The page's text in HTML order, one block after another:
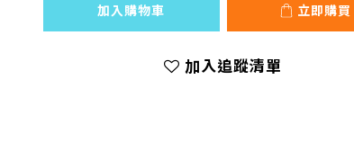
加入購物車 立即購買
加入追蹤清單